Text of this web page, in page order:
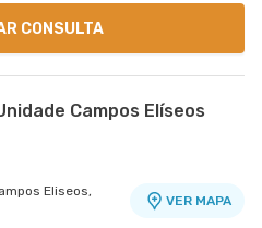
CONSULTA
Campos Elíseos
Eliseos,
VER MAPA